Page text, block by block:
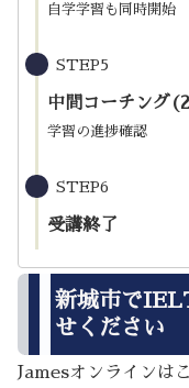
自学学習も同時開始
STEP5
中間コーチング
学習の進捗確認
STEP6
受講終了
新城市で
せください
Jamesオンラインは